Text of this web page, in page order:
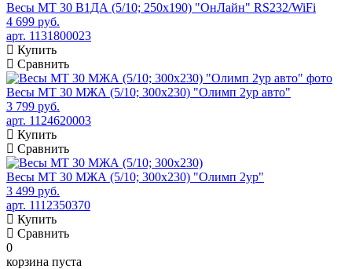
Весы МТ 30 В1ДА (5/10; 250х190) "ОнЛайн" RS232/WiFi
4 699 руб.
арт. 1131800023
Купить
Сравнить
Весы МТ 30 МЖА (5/10; 300х230) "Олимп 2ур авто"
3 799 руб.
арт. 1124620003
Купить
Сравнить
Весы МТ 30 МЖА (5/10; 300х230) "Олимп 2ур"
3 499 руб.
арт. 1112350370
Купить
Сравнить
0
корзина пуста